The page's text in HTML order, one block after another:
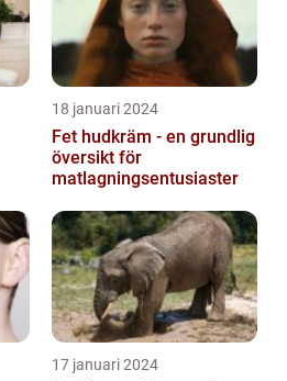
18 januari 2024
Fet hudkräm - en grundlig
översikt för
matlagningsentusiaster
17 januari 2024